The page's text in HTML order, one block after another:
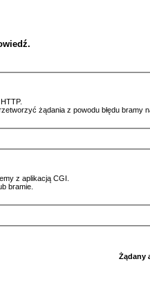
żądania z powodu błędu bramy
z aplikacją CGI.
bramie.
Żądany